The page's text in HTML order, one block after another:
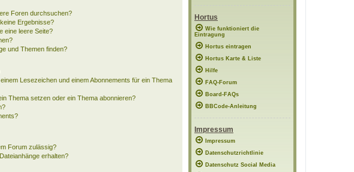
Foren durchsuchen?
Ergebnisse?
eine leere Seite?
und Themen finden?
Lesezeichen und einem Abonnements für ein Thema
Thema setzen oder ein Thema abonnieren?
Forum zulässig?
erhalten?
Hortus
Wie funktioniert die
Eintragung
Hortus eintragen
Hortus Karte & Liste
Hilfe
FAQ-Forum
Board-FAQs
BBCode-Anleitung
Impressum
Impressum
Datenschutzrichtlinie
Datenschutz Social Media